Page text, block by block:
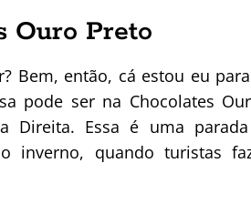
Ouro Preto
Bem, então, cá estou eu
pode ser na Chocolates
Direita. Essa é uma
inverno, quando turistas